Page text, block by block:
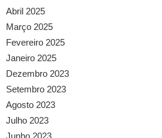
Abril 2025
Março 2025
Fevereiro 2025
Janeiro 2025
Dezembro 2023
Setembro 2023
Agosto 2023
Julho 2023
Junho 2023